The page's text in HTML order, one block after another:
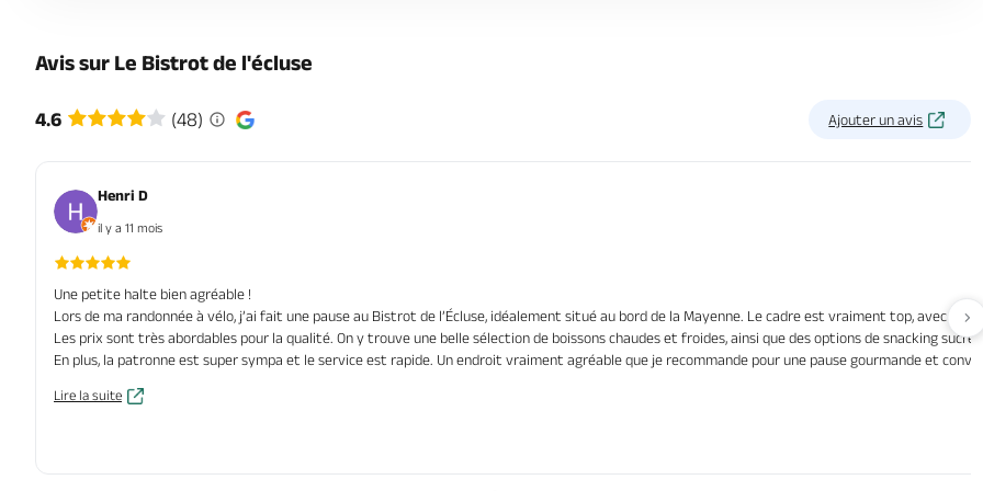
Avis sur Le Bistrot de l'écluse
4.6 (48) Ajouter un avis
Henri D
il y a 11 mois
Une petite halte bien agréable !
Lors de ma randonnée à vélo, j’ai fait une pause au Bistrot de l’Écluse, idéalement situé au bord de la Mayenne. Le cadre est vraiment top, avec
Les prix sont très abordables pour la qualité. On y trouve une belle sélection de boissons chaudes et froides, ainsi que des options de snacking
En plus, la patronne est super sympa et le service est rapide. Un endroit vraiment agréable que je recommande pour une pause gourmande et
Lire la suite